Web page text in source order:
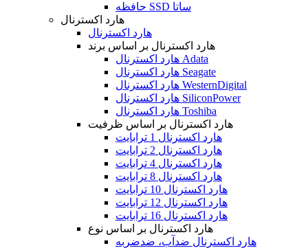
حافظه SSD ساتا
هارد اکسترنال
هارد اکسترنال
هارد اکسترنال بر اساس برند
هارد اکسترنال Adata
هارد اکسترنال Seagate
هارد اکسترنال WesternDigital
هارد اکسترنال SiliconPower
هارد اکسترنال Toshiba
هارد اکسترنال بر اساس ظرفیت
هارد اکسترنال 1 ترابایت
هارد اکسترنال 2 ترابایت
هارد اکسترنال 4 ترابایت
هارد اکسترنال 8 ترابایت
هارد اکسترنال 10 ترابایت
هارد اکسترنال 12 ترابایت
هارد اکسترنال 16 ترابایت
هارد اکسترنال بر اساس نوع
هارد اکسترنال ضدآب، ضدضربه